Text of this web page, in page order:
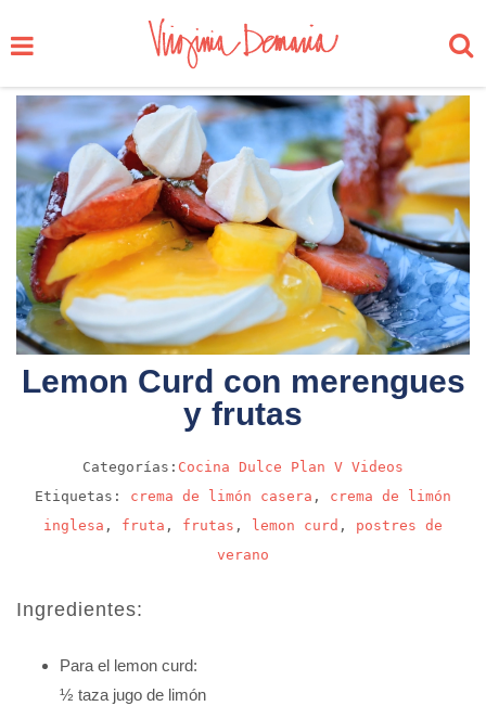
Lemon Curd con merengues
y frutas
Categorías: Cocina Dulce Plan V Videos
Etiquetas: crema de limón casera , crema de limón
inglesa , fruta , frutas , lemon curd , postres de
verano
Ingredientes:
Para el lemon curd:
½ taza jugo de limón